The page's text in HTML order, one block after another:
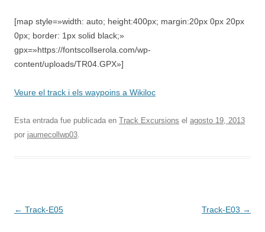
[map style=»width: auto; height:400px; margin:20px 0px 20px
0px; border: 1px solid black;»
gpx=»https://fontscollserola.com/wp-
content/uploads/TR04.GPX»]
Veure el track i els waypoins a Wikiloc
Esta entrada fue publicada en Track Excursions el agosto 19, 2013
por jaumecollwp03.
Navegación
← Track-E05 Track-E03 →